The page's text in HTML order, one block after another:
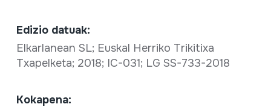
Edizio datuak:
Elkarlanean SL; Euskal Herriko Trikitixa
Txapelketa; 2018; IC-031; LG SS-733-2018
Kokapena: